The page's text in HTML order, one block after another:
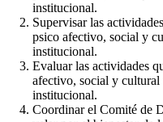
institucional.
Supervisar las
psico afectivo, social y
institucional.
Evaluar las actividades
afectivo, social y cultural
institucional.
Coordinar el Comité de